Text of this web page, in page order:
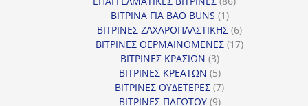
ΒΙΤΡΙΝΑ ΓΙΑ BAO BUNS 11
προϊόν
ΒΙΤΡΙΝΕΣ ΖΑΧΑΡΟΠΛΑΣΤΙΚΗΣ 66
προϊόντα
ΒΙΤΡΙΝΕΣ ΘΕΡΜΑΙΝΟΜΕΝΕΣ 1717
ΒΙΤΡΙΝΕΣ ΚΡΑΣΙΩΝ 33
προϊόντα
ΒΙΤΡΙΝΕΣ ΚΡΕΑΤΩΝ 55
προϊόντα
ΒΙΤΡΙΝΕΣ ΟΥΔΕΤΕΡΕΣ 77
ΒΙΤΡΙΝΕΣ ΠΑΓΩΤΟΥ 99